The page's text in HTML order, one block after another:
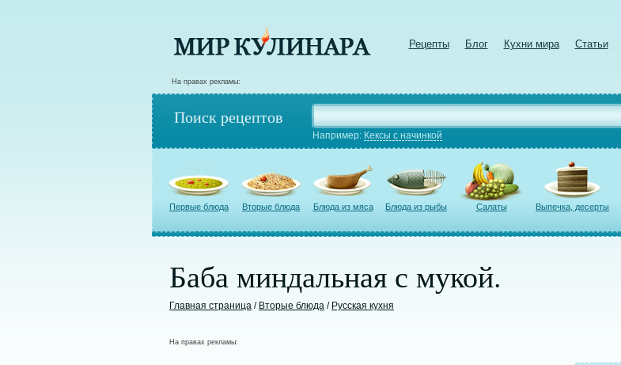
Рецепты Блог Кухни мира Статьи
На правах рекламы:
Поиск рецептов
Например: Кексы с начинкой
Первые блюда Вторые блюда Блюда из мяса Блюда из рыбы Салаты Выпечка, десерты
Баба миндальная с мукой.
Главная страница / Вторые блюда / Русская кухня
На правах рекламы: